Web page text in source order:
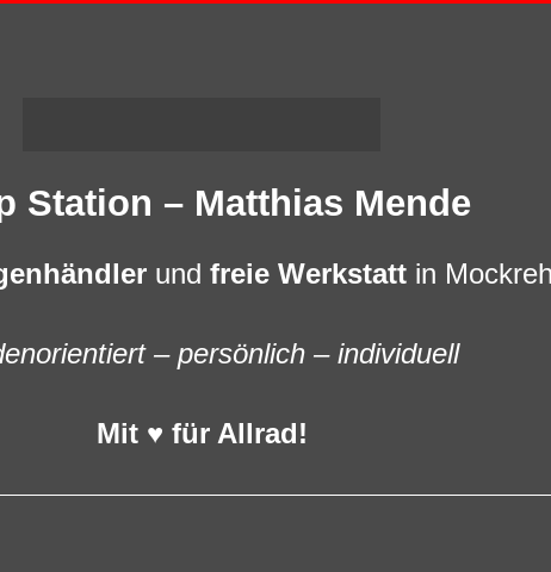
Station – Matthias Mende
und freie Werkstattin
– persönlich – individuell
Mit ♥ für Allrad!